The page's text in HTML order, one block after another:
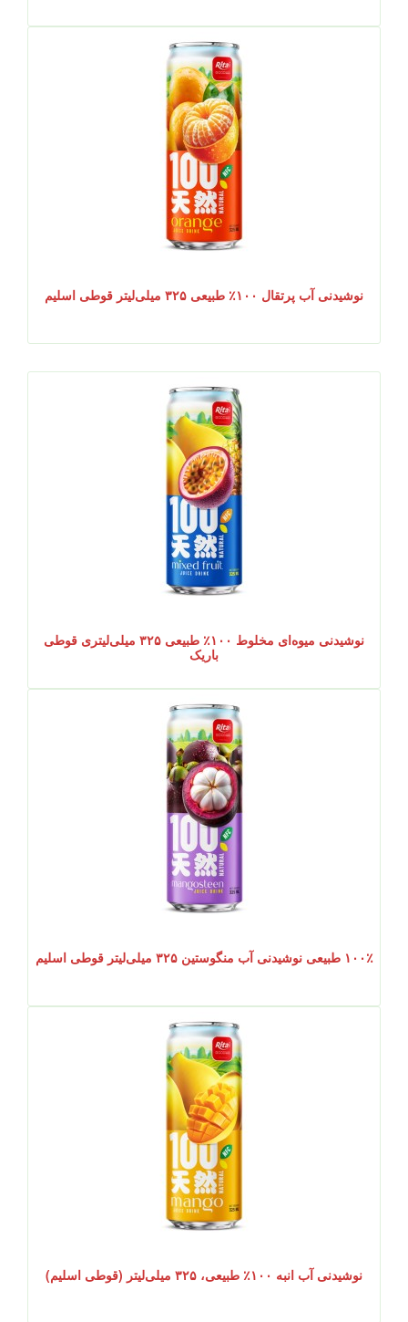
نوشیدنی آب پرتقال ۱۰۰٪ طبیعی ۳۲۵ میلی‌لیتر قوطی اسلیم
نوشیدنی میوه‌ای مخلوط ۱۰۰٪ طبیعی ۳۲۵ میلی‌لیتری قوطی
باریک
۱۰۰٪ طبیعی نوشیدنی آب منگوستین ۳۲۵ میلی‌لیتر قوطی اسلیم
نوشیدنی آب انبه ۱۰۰٪ طبیعی، ۳۲۵ میلی‌لیتر (قوطی اسلیم)